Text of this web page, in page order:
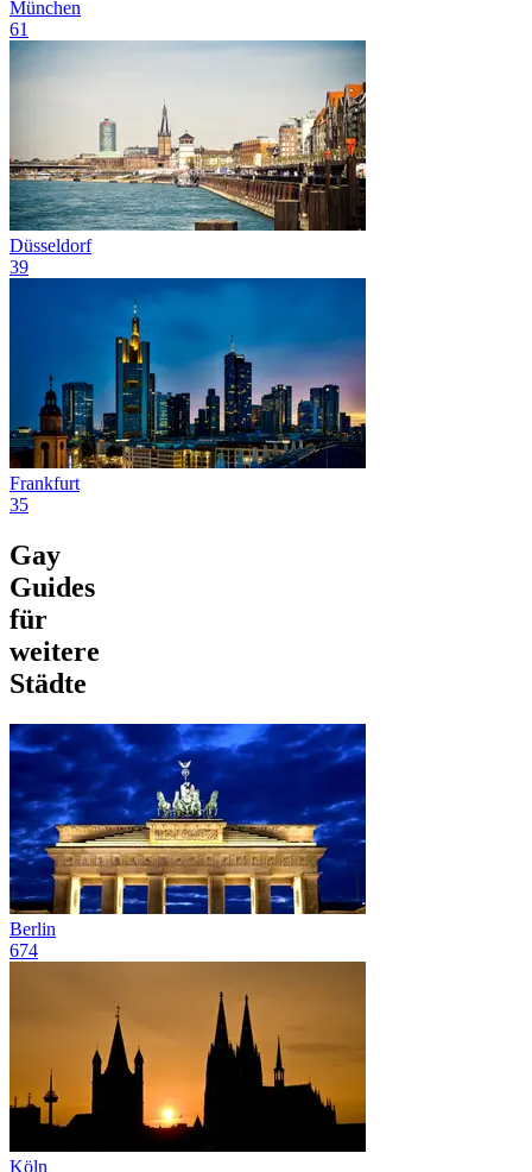
München
61
Düsseldorf
39
Frankfurt
35
Gay
Guides
für
weitere
Städte
Berlin
674
Köln